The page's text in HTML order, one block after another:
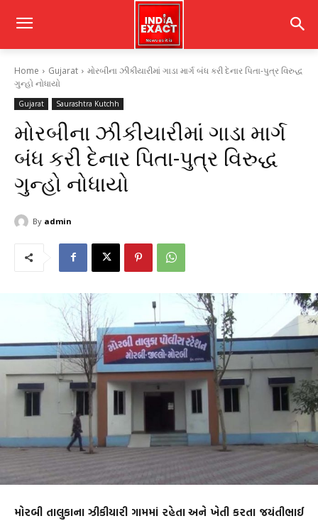
Home Gujarat
મોરબીના ઝીકીયારીમાં ગાડા માર્ગ બંધ કરી દેનાર પિતા-પુત્ર વિરુદ્ધ
ગુન્હો નોધાયો
Gujarat Saurashtra Kutchh
મોરબીના ઝીકીયારીમાં ગાડા માર્ગ
બંધ કરી દેનાર પિતા-પુત્ર વિરુદ્ધ
ગુન્હો નોધાયો
By admin
મોરબી તાલુકાના ઝીકીયારી ગામમાં રહેતા અને ખેતી કરતા જયંતીભાઈ